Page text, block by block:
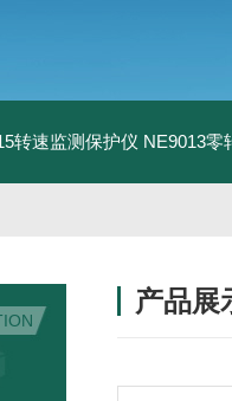
转速监测保护仪 NE9013零
产品展